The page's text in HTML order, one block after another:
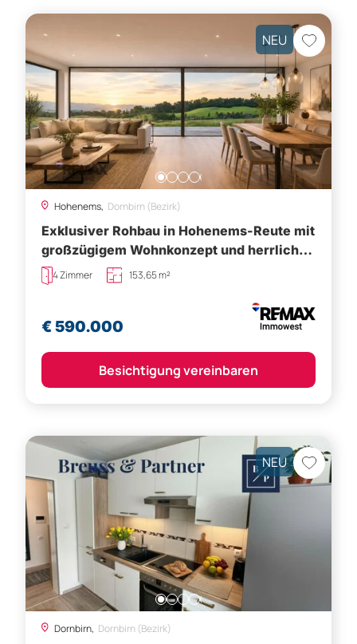
NEU
Hohenems, Dornbirn (Bezirk)
Exklusiver Rohbau in Hohenems-Reute mit
großzügigem Wohnkonzept und herrlicher
Fernsicht
4 Zimmer 153,65 m²
€ 590.000
Besichtigung vereinbaren
NEU
Dornbirn, Dornbirn (Bezirk)